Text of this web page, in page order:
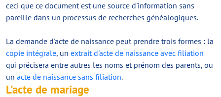
ceci que ce document est une source d'information sans
pareille dans un processus de recherches généalogiques.
La demande d'acte de naissance peut prendre trois formes : la
copie intégrale, un extrait d'acte de naissance avec filiation
qui précisera entre autres les noms et prénom des parents, ou
un acte de naissance sans filiation.
L'acte de mariage